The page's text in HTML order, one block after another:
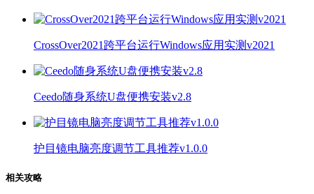
CrossOver2021跨平台运行Windows应用实测v2021
Ceedo随身系统U盘便携安装v2.8
护目镜电脑亮度调节工具推荐v1.0.0
相关攻略